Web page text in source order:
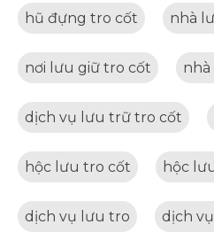
hũ đựng tro cốt nhà
nơi lưu giữ tro cốt
dịch vụ lưu trữ tro cốt
hộc lưu tro cốt hộc
dịch vụ lưu tro dịch